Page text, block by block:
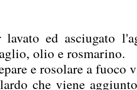
lavato ed asciugato
olio e rosmarino.
e rosolare a fuoco
che viene